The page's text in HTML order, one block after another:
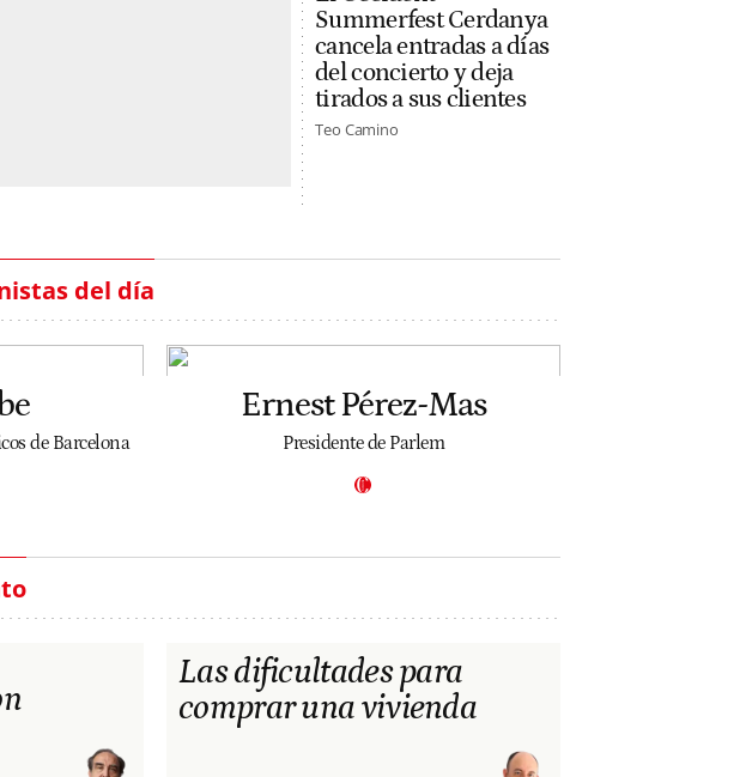
Summerfest Cerdanya
cancela entradas a días
del concierto y deja
tirados a sus clientes
Teo Camino
del día
de Barcelona
Ernest Pérez-Mas
Presidente de Parlem
Las dificultades para
comprar una vivienda